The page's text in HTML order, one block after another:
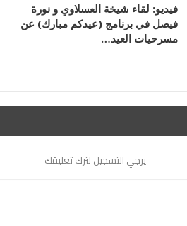
فيديو: لقاء شيخة العسلاوي و نورة
فيصل في برنامج (عيدكم مبارك) عن
مسرحيات العيد…
يرجي التسجيل لترك تعليقك